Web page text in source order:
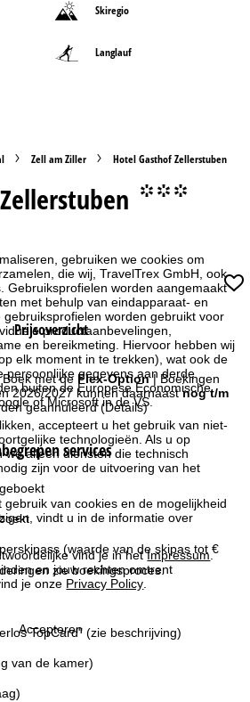
gebruiken we cookies om
die wij, TravelTrex GmbH, ook
Gebruiksprofielen worden aangemaakt
met behulp van eindapparaat- en
worden gebruikt voor
productaanbevelingen,
en bereikmeting. Hiervoor hebben wij
elk moment in te trekken), wat ook de
persoonlijke gegevens aan derde
buiten de Europese Economische
of Microsoft in de VS.
accepteert u het gebruik van niet-
technologieën. Als u op
we alleen diensten die technisch
zijn voor de uitvoering van het
van cookies en de mogelijkheid
vindt u in de informatie over
vind je in hetImpressum .
en jouw rechten omtrent
je onze Privacy Policy
Accepteren
Skiregio
Langlauf
Zell am Ziller Hotel Gasthof Zellerstuben
°°°
Prijsoverzicht
Boek met de Flex-Option| Boekingen
2026/2027 kunnen daarnaastnog t/m
geannuleerd(Details)
services
(waarde van de skipas tot €
zie boekingsproces.
TopCard" (zie beschrijving)
van de kamer)